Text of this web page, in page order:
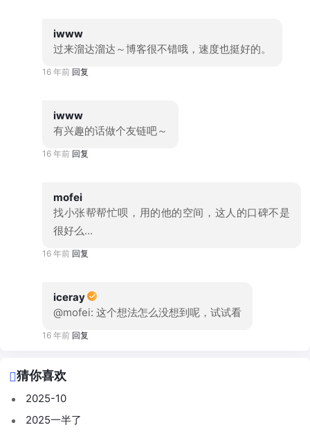
iwww
过来溜达溜达～博客很不错哦，速度也挺好的。
16 年前 回复
iwww
有兴趣的话做个友链吧～
16 年前 回复
mofei
找小张帮帮忙呗，用的他的空间，这人的口碑不是
很好么...
16 年前 回复
iceray
@mofei: 这个想法怎么没想到呢，试试看
16 年前 回复
猜你喜欢
2025-10
2025一半了